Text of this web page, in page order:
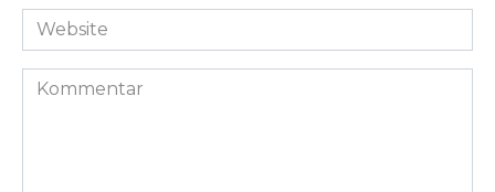
Adresse
Website
Kommentar